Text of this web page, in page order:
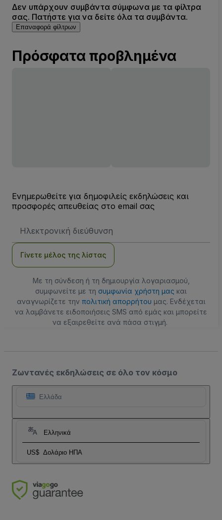
Δεν υπάρχουν συμβάντα σύμφωνα με τα φίλτρα
σας. Πατήστε για να δείτε όλα τα συμβάντα.
Επαναφορά φίλτρων
Πρόσφατα προβλημένα
Ενημερωθείτε για δημοφιλείς εκδηλώσεις και
προσφορές απευθείας στο email σας
Email
Γίνετε μέλος της λίστας
Με τη σύνδεση ή τη δημιουργία λογαριασμού,
συμφωνείτε με τη συμφωνία χρήστη μας και
αναγνωρίζετε την πολιτική απορρήτου μας. Ενδέχεται
να λαμβάνετε ειδοποιήσεις SMS από εμάς και μπορείτε
να εξαιρεθείτε ανά πάσα στιγμή.
Ζωντανές εκδηλώσεις σε όλο τον κόσμο
Ελλάδα
Ελληνικά
US$ Δολάριο ΗΠΑ